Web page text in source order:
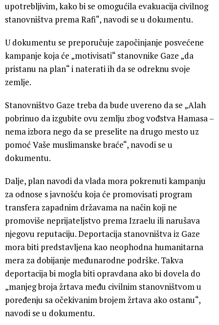
upotrebljivim, kako bi se omogućila evakuacija civilnog
stanovništva prema Rafi“, navodi se u dokumentu.
U dokumentu se preporučuje započinjanje posvećene
kampanje koja će „motivisati“ stanovnike Gaze „da
pristanu na plan“ i naterati ih da se odreknu svoje
zemlje.
Stanovništvo Gaze treba da bude uvereno da se „Alah
pobrinuo da izgubite ovu zemlju zbog vođstva Hamasa –
nema izbora nego da se preselite na drugo mesto uz
pomoć Vaše muslimanske braće“, navodi se u
dokumentu.
Dalje, plan navodi da vlada mora pokrenuti kampanju
za odnose s javnošću koja će promovisati program
transfera zapadnim državama na način koji ne
promoviše neprijateljstvo prema Izraelu ili narušava
njegovu reputaciju. Deportacija stanovništva iz Gaze
mora biti predstavljena kao neophodna humanitarna
mera za dobijanje međunarodne podrške. Takva
deportacija bi mogla biti opravdana ako bi dovela do
„manjeg broja žrtava među civilnim stanovništvom u
poređenju sa očekivanim brojem žrtava ako ostanu“,
navodi se u dokumentu.